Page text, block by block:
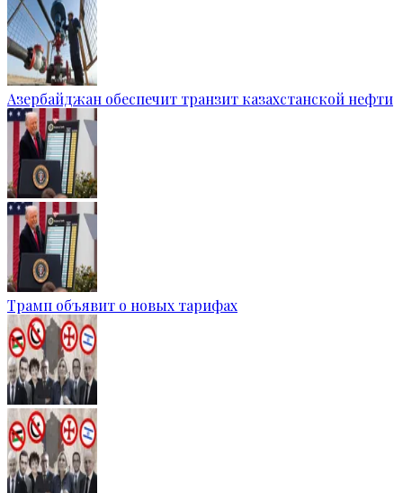
Азербайджан обеспечит транзит казахстанской нефти
Трамп объявит о новых тарифах